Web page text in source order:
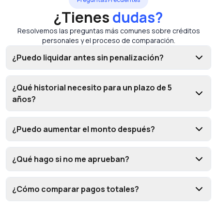
¿Tienesdudas?
Resolvemos las preguntas más comunes sobre créditos
personales y el proceso de comparación.
¿Puedo liquidar antes sin penalización?
¿Qué historial necesito para un plazo de 5
años?
¿Puedo aumentar el monto después?
¿Qué hago si no me aprueban?
¿Cómo comparar pagos totales?